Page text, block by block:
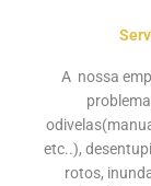
A nossa
etc..),
rotos,